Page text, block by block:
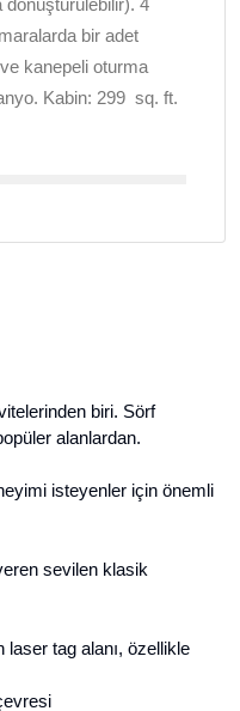
4
bir adet
kanepeli oturma
Kabin: 299 sq. ft.
biri. Sörf
alanlardan.
isteyenler için önemli
sevilen klasik
laser tag alanı, özellikle